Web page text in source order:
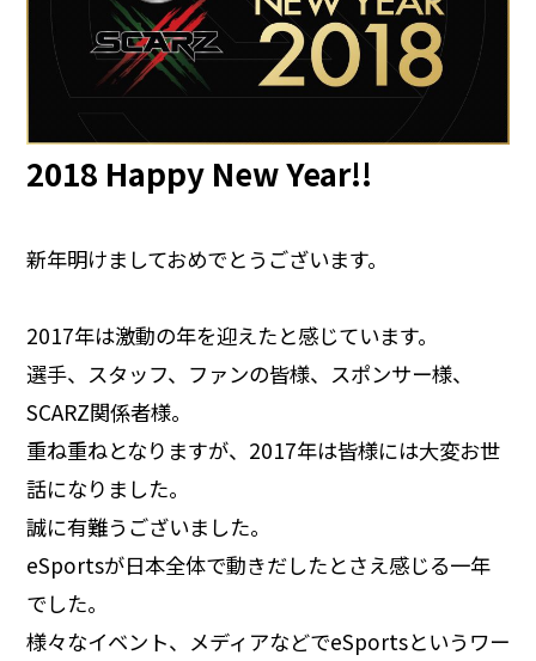
2018 Happy New Year!!
新年明けましておめでとうございます。
2017年は激動の年を迎えたと感じています。
選手、スタッフ、ファンの皆様、スポンサー様、
SCARZ関係者様。
重ね重ねとなりますが、2017年は皆様には大変お世
話になりました。
誠に有難うございました。
eSportsが日本全体で動きだしたとさえ感じる一年
でした。
様々なイベント、メディアなどでeSportsというワー